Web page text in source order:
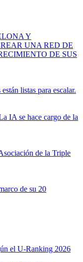
Y
UNA RED DE
DE SUS
listas para escalar.
IA se hace cargo de la
de la Triple
de su 20
el U-Ranking 2026